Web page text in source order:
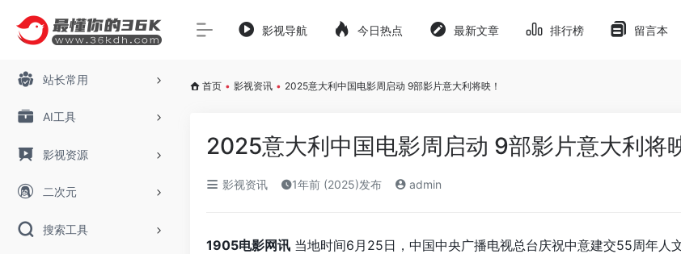
站长常用
AI工具
影视资源
二次元
搜索工具
影视导航 今日热点 最新文章 排行榜 留言本
首页 • 影视资讯 • 2025意大利中国电影周启动 9部影片意大利将映！
2025意大利中国电影周启动 9部影片意大利将
影视资讯 1年前 (2025)发布 admin
1905电影网讯 当地时间6月25日，中国中央广播电视总台庆祝中意建交55周年人